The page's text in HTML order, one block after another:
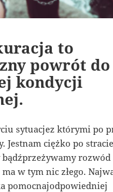
to
powrót do
kondycji
sytuacjez którymi po
Jestnam ciężko po stracie
rozwód
w tym nic złego.
pomocnajodpowiedniej